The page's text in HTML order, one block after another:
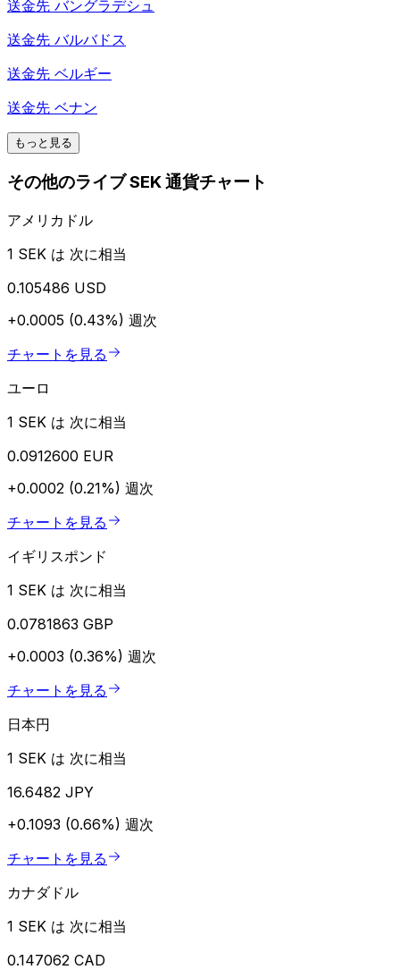
送金先 バングラデシュ
送金先 バルバドス
送金先 ベルギー
送金先 ベナン
もっと見る
その他のライブ SEK 通貨チャート
アメリカドル
1 SEK は 次に相当
0.105486 USD
+0.0005 (0.43%) 週次
チャートを見る
ユーロ
1 SEK は 次に相当
0.0912600 EUR
+0.0002 (0.21%) 週次
チャートを見る
イギリスポンド
1 SEK は 次に相当
0.0781863 GBP
+0.0003 (0.36%) 週次
チャートを見る
日本円
1 SEK は 次に相当
16.6482 JPY
+0.1093 (0.66%) 週次
チャートを見る
カナダドル
1 SEK は 次に相当
0.147062 CAD